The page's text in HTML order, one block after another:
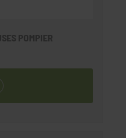
POMPIER